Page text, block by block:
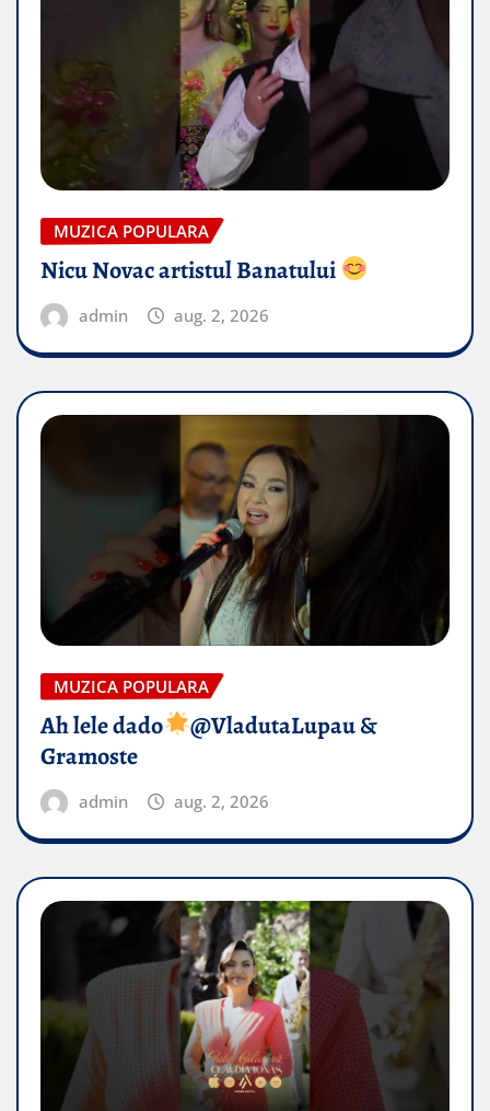
MUZICA POPULARA
Nicu Novac artistul Banatului
admin aug. 2, 2026
MUZICA POPULARA
Ah lele dado​
@VladutaLupau &
Gramoste
admin aug. 2, 2026